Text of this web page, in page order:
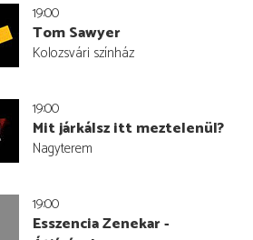
19:00
Tom Sawyer
Kolozsvári színház
19:00
Mit járkálsz itt meztelenül?
Nagyterem
19:00
Esszencia Zenekar -